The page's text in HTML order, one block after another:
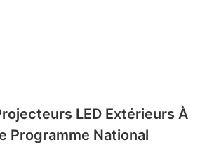
LED Extérieurs À
Programme National